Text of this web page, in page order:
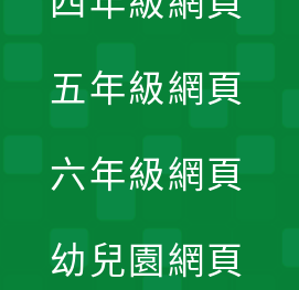
五年級網頁
六年級網頁
幼兒園網頁